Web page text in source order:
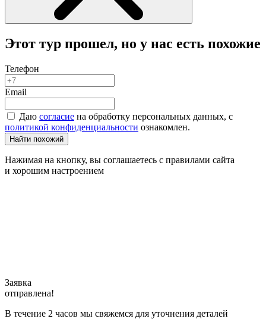
Этот тур прошел, но у нас есть похожие
Телефон
Email
Даю согласие на обработку персональных данных, с
политикой конфиденциальности ознакомлен.
Найти похожий
Нажимая на кнопку, вы соглашаетесь с правилами сайта
и хорошим настроением
Заявка
отправлена!
В течение 2 часов мы свяжемся для уточнения деталей